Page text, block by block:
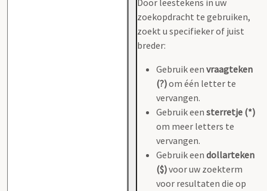
zoekopdracht te gebruiken,
zoekt u specifieker of juist
breder:
Gebruik een vraagteken
(?)om één letter te
vervangen.
Gebruik een sterretje (*)
om meer letters te
vervangen.
Gebruik een dollarteken
($)voor uw zoekterm
voor resultaten die op